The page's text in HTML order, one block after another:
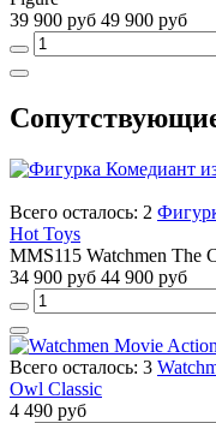
39 900 руб 49 900 руб
Всего осталось: 2
Hot Toys
MMS115 Watchmen The
34 900 руб 44 900 руб
Всего осталось: 3
Owl Classic
4 490 руб